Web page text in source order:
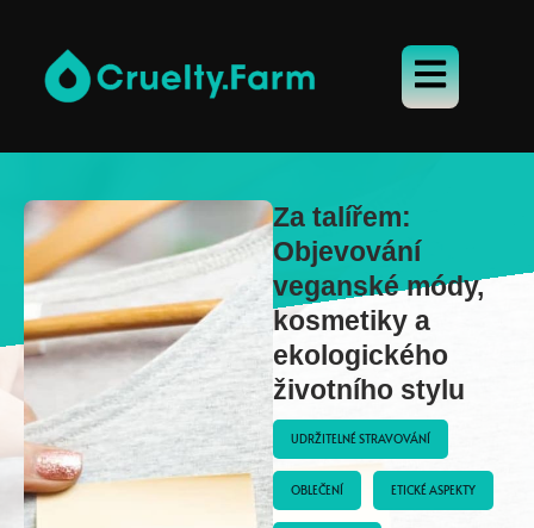
Za talířem:
Objevování
veganské módy,
kosmetiky a
ekologického
životního stylu
UDRŽITELNÉ STRAVOVÁNÍ
OBLEČENÍ ETICKÉ ASPEKTY